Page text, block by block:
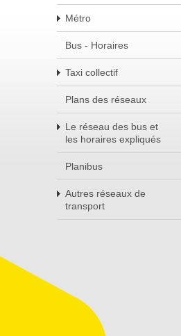
Métro
Bus - Horaires
Taxi collectif
Plans des réseaux
Le réseau des bus et
les horaires expliqués
Planibus
Autres réseaux de
transport